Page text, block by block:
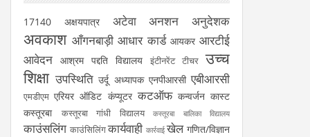
17140 अक्षयपात्र अटेवा अनशन अनुदेशक
अवकाश आँगनबाड़ी आधार कार्ड आयकर आरटीई
आवेदन आश्रम पद्दति विद्यालय इंटीनरेंट टीचर उच्च
शिक्षा उपस्थिति उर्दू अध्यापक एनपीआरसी एबीआरसी
एमडीएम एरियर ऑडिट कंप्यूटर कटऑफ कन्वर्जन कास्ट
कस्तूरबा
कस्तूरबा गांधी विद्यालय कस्तूरबा बालिका विद्यालय
काउंसलिंग काउंसिलिंग कार्यवाही कार्रवाई खेल गणित/विज्ञान